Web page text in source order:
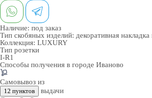
Наличие: под заказ
Тип скобяных изделий: декоративная
Коллекция: LUXURY
Тип розетки
I-R1
Способы получения в городе Иваново
Самовывоз из
12 пунктов
выдачи